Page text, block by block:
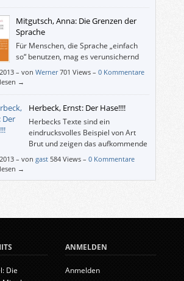
Mitgutsch, Anna: Die Grenzen der
Sprache
Für Menschen, die Sprache „einfach
so“ benutzen, mag es verunsichernd
sein, dass deren Möglichkeiten
sind. – Der Gegenstand von Mitgutsch‘
– gerade noch und was nicht mehr
werden kann.
– von Werner 701 Views – 0 Kommentare
→
Herbeck, Ernst: Der Hase!!!!
Herbecks Texte sind ein
eindrucksvolles Beispiel von Art
Brut und zeigen das aufkommende
Interesse für abweichende
und Ausdrucksformen in der Anti-
– von gast 584 Views – 0 Kommentare
→
Die
ANMELDEN
Anmelden